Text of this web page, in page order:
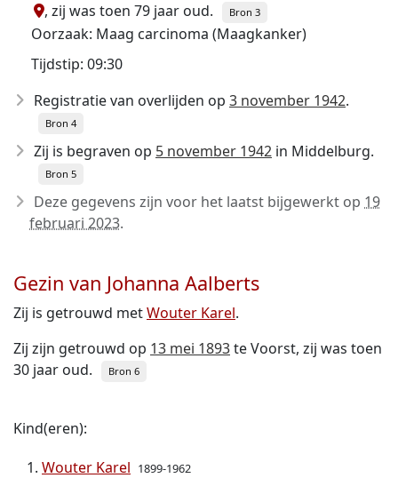
, zij was toen 79 jaar oud.
Bron 3
Oorzaak: Maag carcinoma (Maagkanker)
Tijdstip: 09:30
Registratie van overlijden op 3 november 1942.
Bron 4
Zij is begraven op 5 november 1942 in Middelburg.
Bron 5
Deze gegevens zijn voor het laatst bijgewerkt op 19
februari 2023.
Gezin van Johanna Aalberts
Zij is getrouwd metWouter Karel.
Zij zijn getrouwd op 13 mei 1893te Voorst, zij was toen
30 jaar oud.
Bron 6
Kind(eren):
Wouter Karel 1899-1962